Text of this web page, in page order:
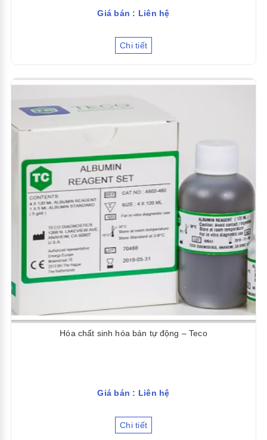
Giá bán : Liên hệ
Chi tiết
Hóa chất sinh hóa bán tự động – Teco
Giá bán : Liên hệ
Chi tiết